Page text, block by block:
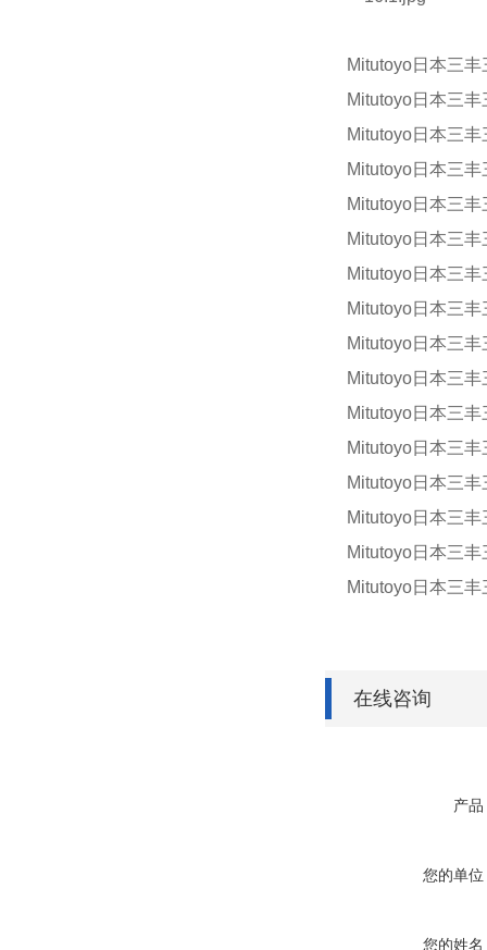
Mitutoyo日本三
Mitutoyo日本三
Mitutoyo日本三
Mitutoyo日本三
Mitutoyo日本三
Mitutoyo日本三
Mitutoyo日本三
Mitutoyo日本三
Mitutoyo日本三
Mitutoyo日本三
Mitutoyo日本三
Mitutoyo日本三
Mitutoyo日本三
Mitutoyo日本三
Mitutoyo日本三
Mitutoyo日本三
在线咨询
产品
您的单位
您的姓名